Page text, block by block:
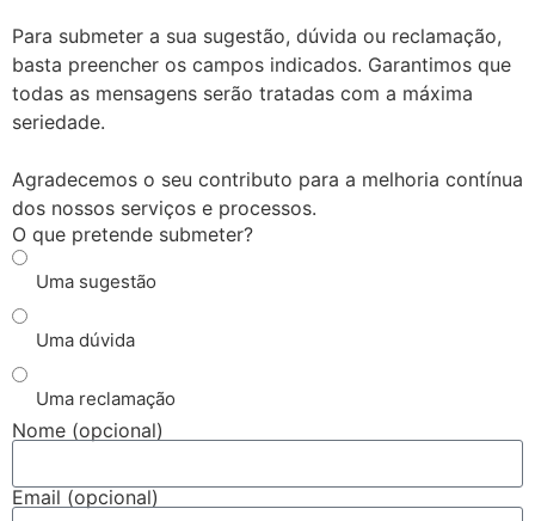
Para submeter a sua sugestão, dúvida ou reclamação,
basta preencher os campos indicados. Garantimos que
todas as mensagens serão tratadas com a máxima
seriedade.
Agradecemos o seu contributo para a melhoria contínua
dos nossos serviços e processos.
O que pretende submeter?
Uma sugestão
Uma dúvida
Uma reclamação
Nome (opcional)
Email (opcional)